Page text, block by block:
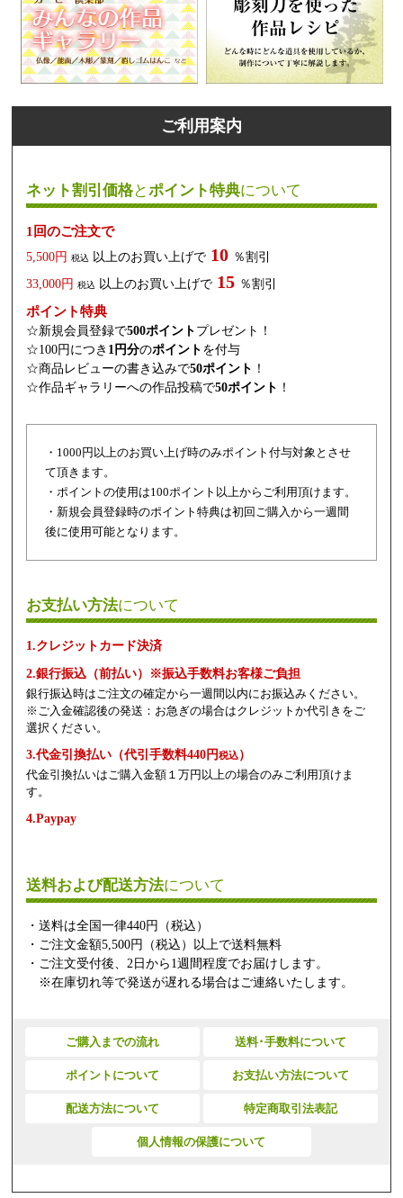
ご利用案内
ネット割引価格とポイント特典について
1回のご注文で
5,500円 税込 以上のお買い上げで 10 ％割引
33,000円 税込 以上のお買い上げで 15 ％割引
ポイント特典
☆新規会員登録で500ポイント プレゼント！
☆100円につき 1円分のポイント を付与
☆商品レビューの書き込みで50ポイント ！
☆作品ギャラリーへの作品投稿で50ポイント ！
・1000円以上のお買い上げ時のみポイント付与対象とさせ
て頂きます。
・ポイントの使用は100ポイント以上からご利用頂けます。
・新規会員登録時のポイント特典は初回ご購入から一週間
後に使用可能となります。
お支払い方法について
1.クレジットカード決済
2.銀行振込（前払い）※振込手数料お客様ご負担
銀行振込時はご注文の確定から一週間以内にお振込みください。
※ご入金確認後の発送：お急ぎの場合はクレジットか代引きをご
選択ください。
3.代金引換払い（代引手数料440円税込）
代金引換払いはご購入金額１万円以上の場合のみご利用頂けま
す。
4.Paypay
送料および配送方法について
・送料は全国一律440円（税込）
・ご注文金額5,500円（税込）以上で送料無料
・ご注文受付後、2日から1週間程度でお届けします。
※在庫切れ等で発送が遅れる場合はご連絡いたします。
ご購入までの流れ 送料･手数料について
ポイントについて お支払い方法について
配送方法について 特定商取引法表記
個人情報の保護について